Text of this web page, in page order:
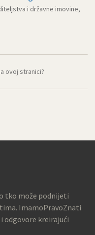
i državne imovine,
ovoj stranici?
tko može podnijeti
ImamoPravoZnati
odgovore kreirajući